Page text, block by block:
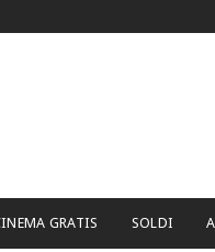
GRATIS SOLDI